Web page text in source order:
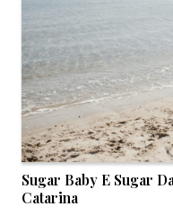
Sugar Baby E Sugar
Catarina